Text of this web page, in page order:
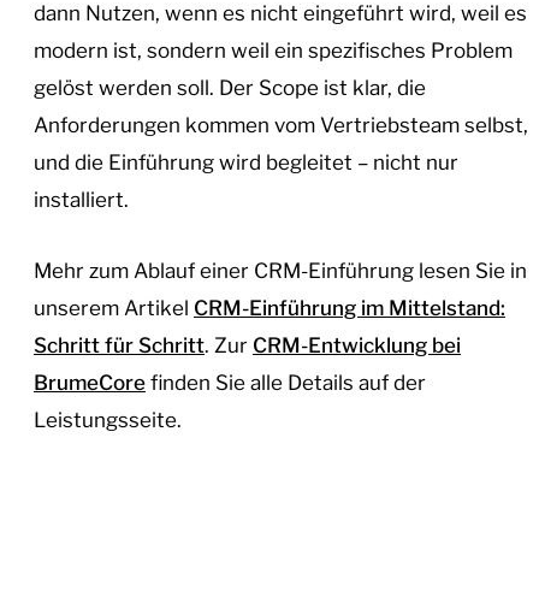
dann Nutzen, wenn es nicht eingeführt wird, weil es
modern ist, sondern weil ein spezifisches Problem
gelöst werden soll. Der Scope ist klar, die
Anforderungen kommen vom Vertriebsteam selbst,
und die Einführung wird begleitet – nicht nur
installiert.
Mehr zum Ablauf einer CRM-Einführung lesen Sie in
unserem Artikel CRM-Einführung im Mittelstand:
Schritt für Schritt. Zur CRM-Entwicklung bei
BrumeCore finden Sie alle Details auf der
Leistungsseite.